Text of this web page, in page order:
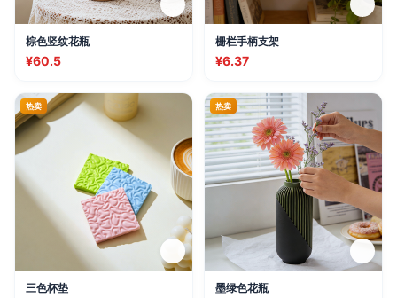
棕色竖纹花瓶
¥60.5
栅栏手柄支架
¥6.37
热卖
三色杯垫
热卖
墨绿色花瓶